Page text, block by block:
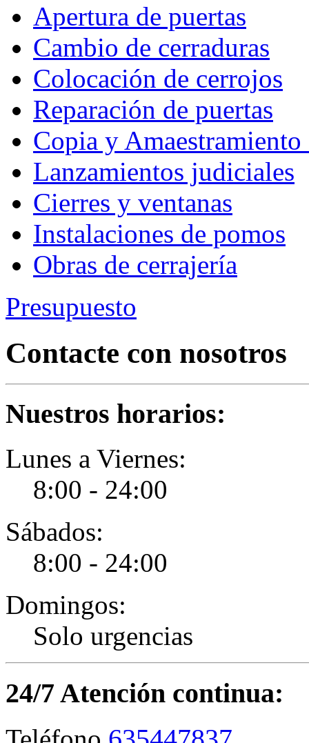
Apertura de puertas
Cambio de cerraduras
Colocación de cerrojos
Reparación de puertas
Copia y Amaestramiento
Lanzamientos judiciales
Cierres y ventanas
Instalaciones de pomos
Obras de cerrajería
Presupuesto
Contacte con nosotros
Nuestros horarios:
Lunes a Viernes:
8:00 - 24:00
Sábados:
8:00 - 24:00
Domingos:
Solo urgencias
24/7 Atención continua: